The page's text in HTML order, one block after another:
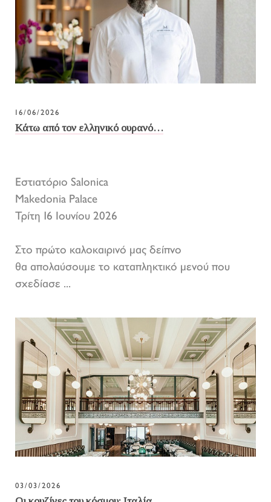
16/06/2026
Κάτω από τον ελληνικό ουρανό…
Εστιατόριο Salonica
Makedonia Palace
Τρίτη 16 Ιουνίου 2026
Στο πρώτο καλοκαιρινό μας δείπνο
θα απολαύσουμε το καταπληκτικό μενού που
σχεδίασε ...
03/03/2026